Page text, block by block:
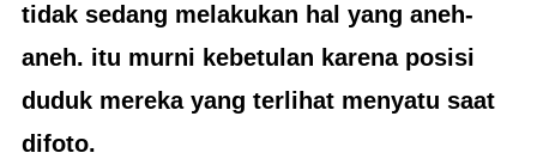
tidak sedang melakukan hal yang aneh-
aneh. itu murni kebetulan karena posisi
duduk mereka yang terlihat menyatu saat
difoto.